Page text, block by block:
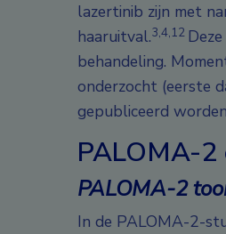
lazertinib zijn met
haaruitval.3,4,12
behandeling.
onderzocht (eerste
gepubliceerd
PALOMA-
PALOMA-2
In de PALOMA-2-